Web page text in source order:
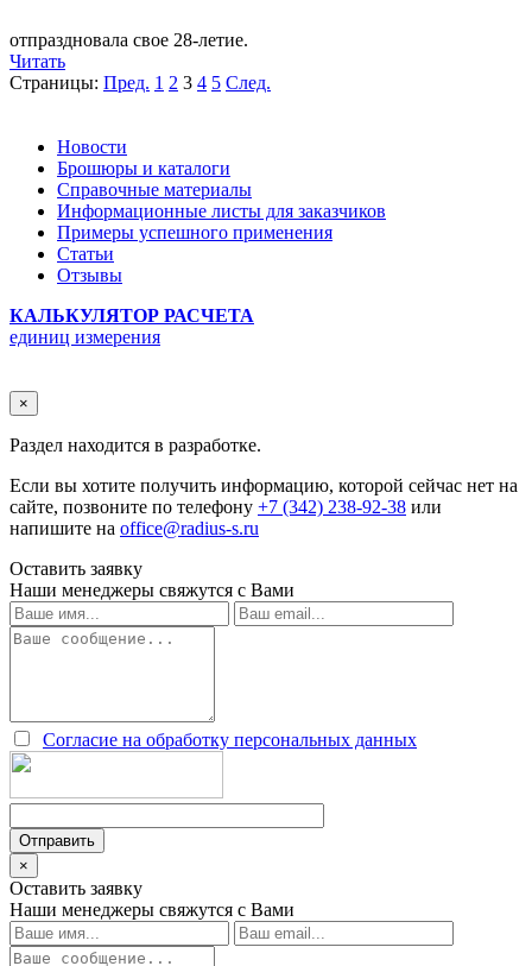
отпраздновала свое 28-летие.
Читать
Страницы: Пред. 1 2 3 4 5 След.
Новости
Брошюры и каталоги
Справочные материалы
Информационные листы для заказчиков
Примеры успешного применения
Статьи
Отзывы
КАЛЬКУЛЯТОР РАСЧЕТА
единиц измерения
×
Раздел находится в разработке.
Если вы хотите получить информацию, которой сейчас нет на
сайте, позвоните по телефону +7 (342) 238-92-38 или
напишите на office@radius-s.ru
Оставить заявку
Наши менеджеры свяжутся с Вами
Согласие на обработку персональных данных
×
Оставить заявку
Наши менеджеры свяжутся с Вами